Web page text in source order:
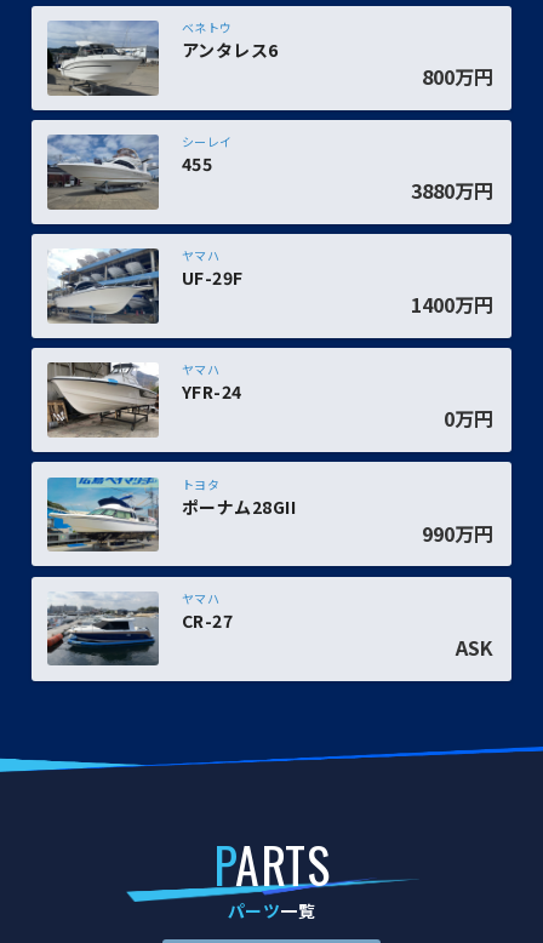
アンタレス6
ベネトウ
800万円
455
シーレイ
3880万円
UF-29F
ヤマハ
1400万円
YFR-24
ヤマハ
0万円
ポーナム28GII
トヨタ
990万円
CR-27
ヤマハ
ASK
パーツ一覧
PARTS